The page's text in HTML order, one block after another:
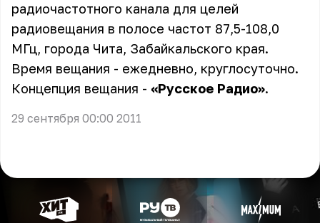
радиочастотного канала для целей
радиовещания в полосе частот 87,5-108,0
МГц, города Чита, Забайкальского края.
Время вещания - ежедневно, круглосуточно.
Концепция вещания - «Русское Радио».
29 сентября 00:00 2011